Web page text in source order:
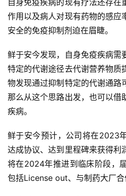
作用以及病人对现有药物的感应
安全的免疫抑制剂迫在眉睫。
鲜于安今发现，自身免疫疾病需
特定的代谢途径去代谢营养物质
物发现通过抑制特定的代谢通路
那么从这个思路出发，也可以借
疾病。
鲜于安今预计，公司将在2023
达成协议、达到里程碑来获得利
将在2024年推进到临床阶段，
包括License out、与制药大厂合